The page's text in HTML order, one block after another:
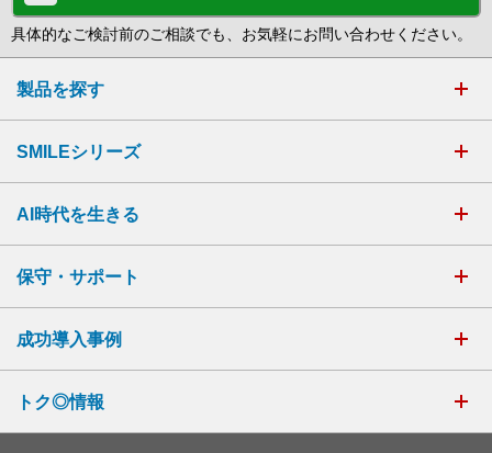
具体的なご検討前のご相談でも、お気軽にお問い合わせください。
製品を探す
SMILEシリーズ
AI時代を生きる
保守・サポート
成功導入事例
トク◎情報